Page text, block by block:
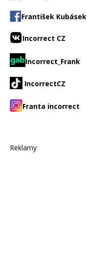
František Kubásek
Incorrect CZ
Incorrect_Frank
IncorrectCZ
Franta incorrect
Reklamy